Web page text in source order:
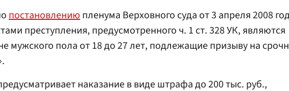
постановлениюпленума Верховного суда от 3 апреля 2008
преступления, предусмотренного ч. 1 ст. 328 УК, являются
мужского пола от 18 до 27 лет, подлежащие призыву на
наказание в виде штрафа до 200 тыс. руб.,